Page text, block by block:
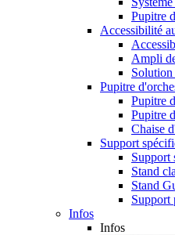
Pupitre
Accessibilité
Ampli
Pupitre
Pupitre
Pupitre
Chaise
Support
Support
Stand
Stand
Support
Infos
Infos